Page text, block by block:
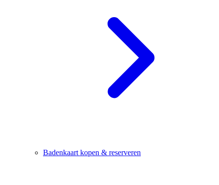
Badenkaart kopen & reserveren